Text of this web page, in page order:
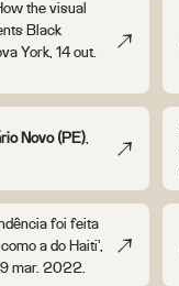
the visual
Black
York, 14 out.
Novo (PE),
foi feita
a do Haiti’,
mar. 2022.